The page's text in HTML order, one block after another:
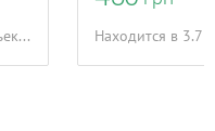
Находится в 2.5 км от текущего объекта Находится в 3.7